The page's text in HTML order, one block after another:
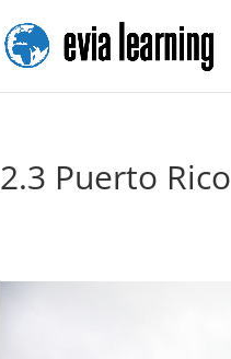
2.3 Puerto Rico